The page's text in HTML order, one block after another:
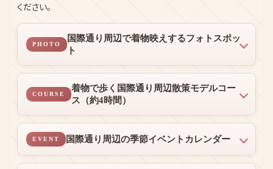
ください。
PHOTO
国際通り周辺で着物映えするフォトスポッ
ト
COURSE
着物で歩く国際通り周辺散策モデルコー
ス（約4時間）
EVENT 国際通り周辺の季節イベントカレンダー